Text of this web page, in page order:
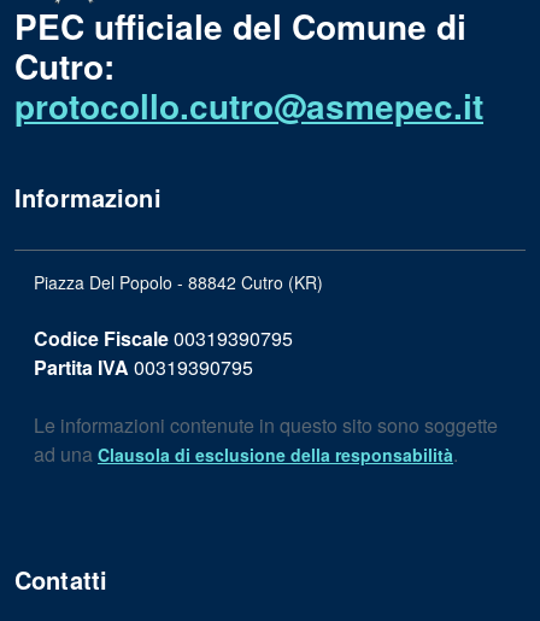
PEC ufficiale del Comune di
Cutro:
protocollo.cutro@asmepec.it
Informazioni
Piazza Del Popolo - 88842 Cutro (KR)
Codice Fiscale00319390795
Partita IVA 00319390795
Le informazioni contenute in questo sito sono soggette
ad una Clausola di esclusione della responsabilità.
Contatti